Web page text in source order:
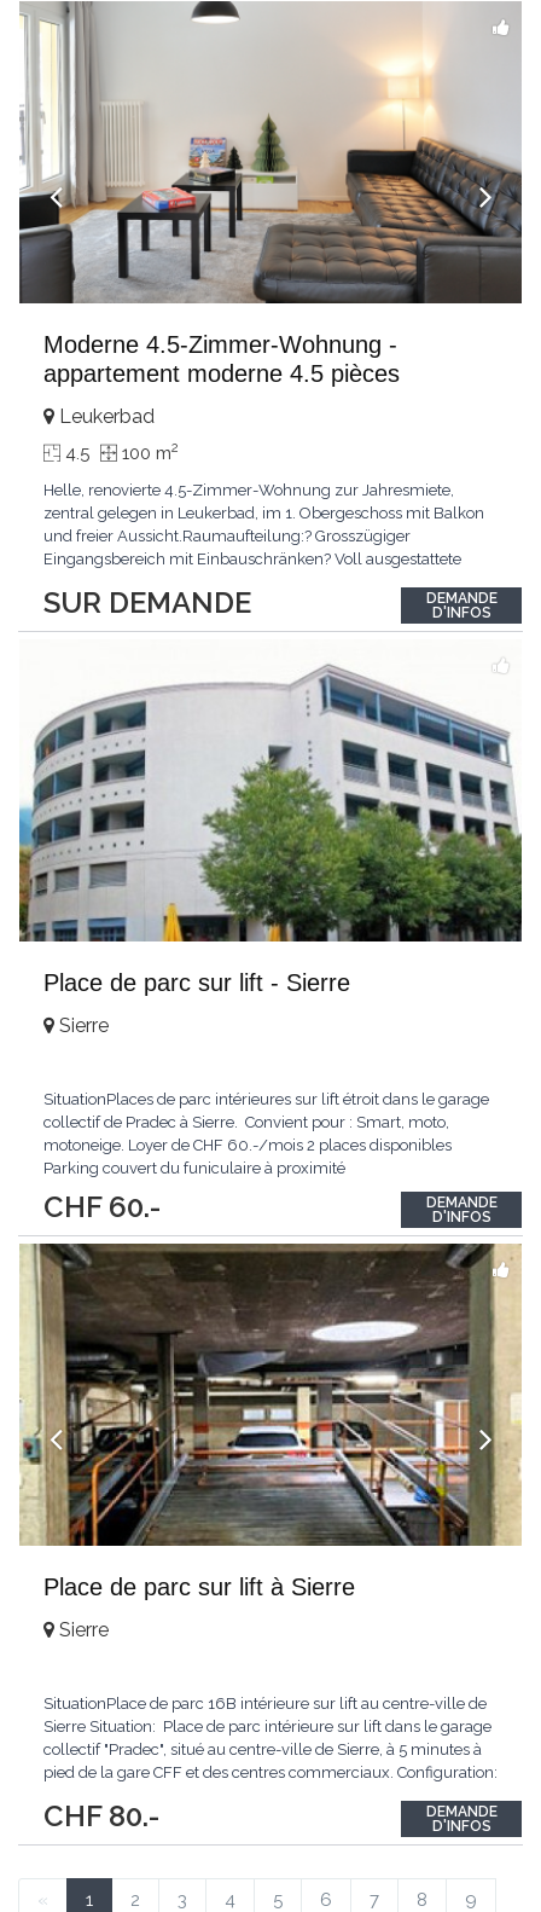
Moderne 4.5-Zimmer-Wohnung -
appartement moderne 4.5 pièces
SUR DEMANDE
Leukerbad
4.5 100 m2
Helle, renovierte 4.5-Zimmer-Wohnung zur Jahresmiete,
zentral gelegen in Leukerbad, im 1. Obergeschoss mit Balkon
und freier Aussicht.Raumaufteilung:? Grosszügiger
Eingangsbereich mit Einbauschränken? Voll ausgestattete
Wohnbereich? Drei Schlafzimmer (inkl. Elternschlafzimmer
mit Einbauschränken)? Badezimmer und Duschbad?
DEMANDE
D'INFOS
Place de parc sur lift - Sierre
CHF 60.-
Sierre
SituationPlaces de parc intérieures sur lift étroit dans le garage
collectif de Pradec à Sierre. Convient pour : Smart, moto,
motoneige. Loyer de CHF 60.-/mois 2 places disponibles
Parking couvert du funiculaire à proximité
DEMANDE
D'INFOS
Place de parc sur lift à Sierre
CHF 80.-
Sierre
SituationPlace de parc 16B intérieure sur lift au centre-ville de
Sierre Situation: Place de parc intérieure sur lift dans le garage
collectif "Pradec", situé au centre-ville de Sierre, à 5 minutes à
pied de la gare CFF et des centres commerciaux. Configuration:
de 2 voitures superposées
DEMANDE
D'INFOS
« 1 2 3 4 5 6 7 8 9